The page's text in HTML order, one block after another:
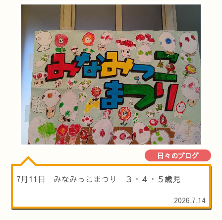
日々のブログ
7月11日 みなみっこまつり ３・４・５歳児
2026.7.14